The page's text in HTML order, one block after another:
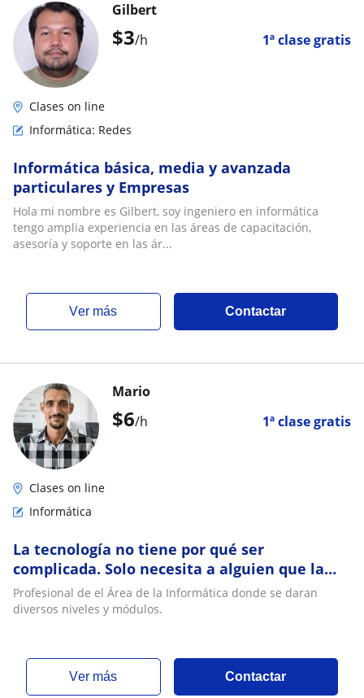
$3/h 1ª clase gratis
Gilbert
Clases on line
Informática: Redes
Informática básica, media y avanzada
particulares y Empresas
Hola mi nombre es Gilbert, soy ingeniero en informática
tengo amplia experiencia en las áreas de capacitación,
asesoría y soporte en las ár...
ver más Contactar
$6/h 1ª clase gratis
Mario
Clases on line
Informática
La tecnología no tiene por qué ser
complicada. Solo necesita a alguien que la
sepa explicar
Profesional de el Área de la Informática donde se daran
diversos niveles y módulos.
ver más Contactar